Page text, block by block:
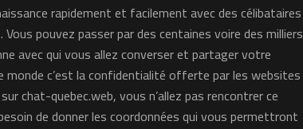
rapidement et facilement avec des célibataires
pouvez passer par des centaines voire des milliers
avec qui vous allez converser et partager votre
monde c’est la confidentialité offerte par les websites
chat-quebec.web, vous n’allez pas rencontrer ce
de donner les coordonnées qui vous permettront